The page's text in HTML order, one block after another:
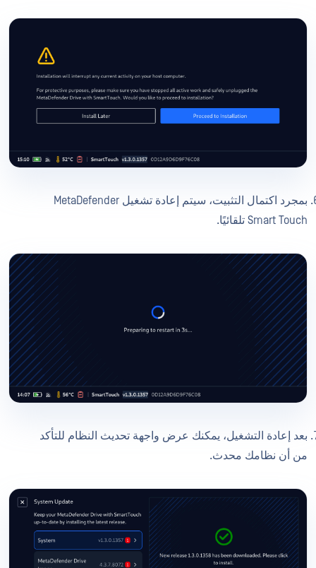
بمجرد اكتمال التثبيت، سيتم إعادة تشغيل MetaDefender
Smart Touch تلقائيًا.
بعد إعادة التشغيل، يمكنك عرض واجهة تحديث النظام للتأكد
من أن نظامك محدث.